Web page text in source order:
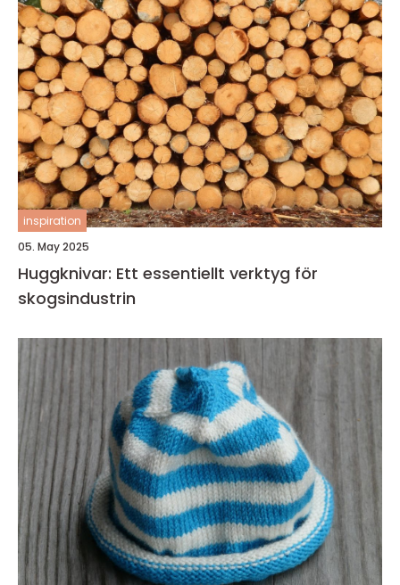
inspiration
05. May 2025
Huggknivar: Ett essentiellt verktyg för
skogsindustrin